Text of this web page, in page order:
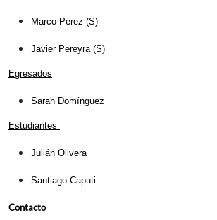
Marco Pérez (S)
Javier Pereyra (S)
Egresados
Sarah Domínguez
Estudiantes
Julián Olivera
Santiago Caputi
Contacto